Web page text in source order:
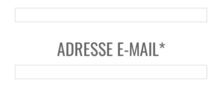
ADRESSE E-MAIL*